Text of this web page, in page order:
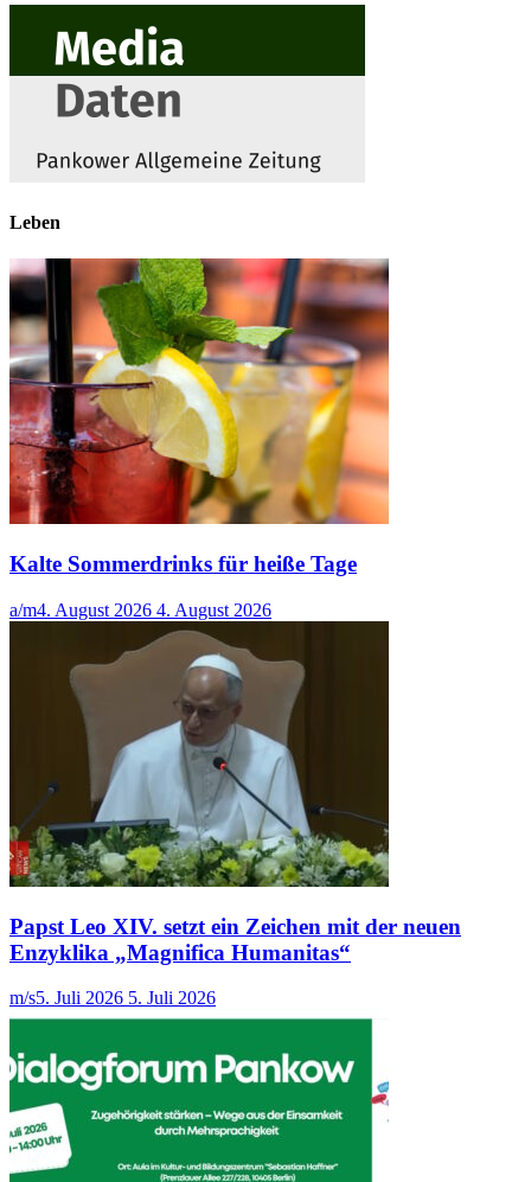
Leben
Kalte Sommerdrinks für heiße Tage
a/m4. August 2026 4. August 2026
Papst Leo XIV. setzt ein Zeichen mit der neuen
Enzyklika „Magnifica Humanitas“
m/s5. Juli 2026 5. Juli 2026